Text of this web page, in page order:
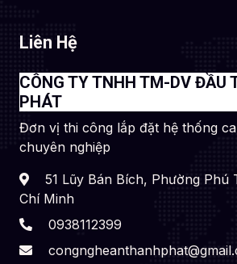
Liên Hệ
CÔNG TY TNHH TM-DV ĐẦU
PHÁT
Đơn vị thi công lắp đặt hệ thống
chuyên nghiệp
51 Lũy Bán Bích, Phường Phú
Chí Minh
0938112399